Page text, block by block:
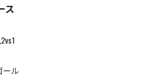
ス
ール